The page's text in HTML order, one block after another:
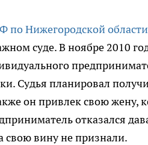
по Нижегородской области
суде. В ноябре 2010
Судья планировал
он привлек свою жену,
отказался
свою вину не признали.